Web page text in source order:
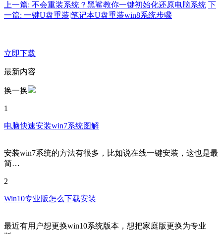
上一篇: 不会重装系统？黑鲨教你一键初始化还原电脑系统 下
一篇: 一键U盘重装|笔记本U盘重装win8系统步骤
立即下载
最新内容
换一换
1
电脑快速安装win7系统图解
安装win7系统的方法有很多，比如说在线一键安装，这也是最
简…
2
Win10专业版怎么下载安装
最近有用户想更换win10系统版本，想把家庭版更换为专业